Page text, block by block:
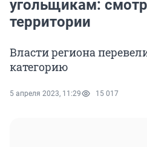
угольщикам:
территории
Власти региона
категорию
5 апреля 2023, 11:29 15 017